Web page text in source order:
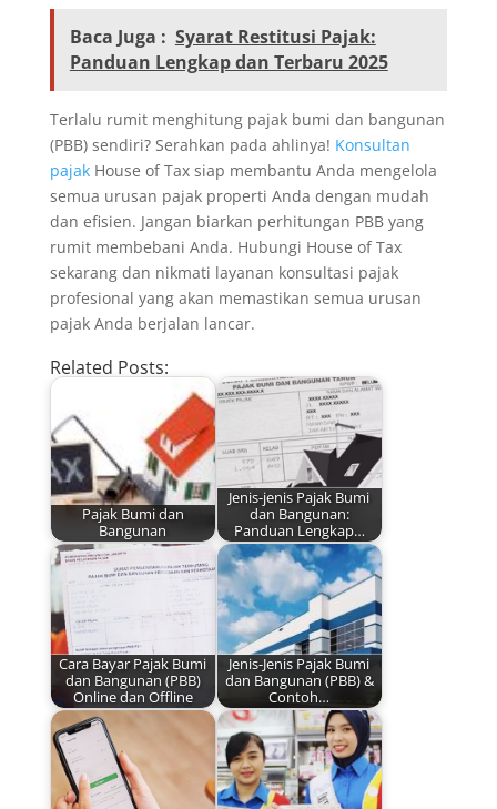
Baca Juga : Syarat Restitusi Pajak:
Panduan Lengkap dan Terbaru 2025
Terlalu rumit menghitung pajak bumi dan bangunan
(PBB) sendiri? Serahkan pada ahlinya! Konsultan
pajakHouse of Tax siap membantu Anda mengelola
semua urusan pajak properti Anda dengan mudah
dan efisien. Jangan biarkan perhitungan PBB yang
rumit membebani Anda. Hubungi House of Tax
sekarang dan nikmati layanan konsultasi pajak
profesional yang akan memastikan semua urusan
pajak Anda berjalan lancar.
Related Posts:
Pajak Bumi dan
Bangunan
Jenis-jenis Pajak Bumi
dan Bangunan:
Panduan Lengkap…
Cara Bayar Pajak Bumi
dan Bangunan (PBB)
Online dan Offline
Jenis-Jenis Pajak Bumi
dan Bangunan (PBB) &
Contoh…